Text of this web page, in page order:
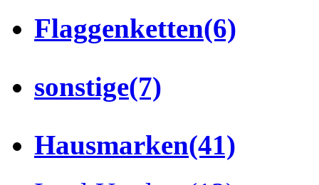
Flaggenketten(6)
sonstige(7)
Hausmarken(41)